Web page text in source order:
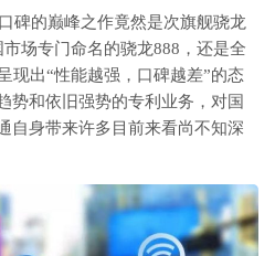
碑的巅峰之作竟然是次旗舰骁龙
场专门命名的骁龙888，还是全
现出“性能越强，口碑越差”的态
势和依旧强势的专利业务，对国
自身带来许多目前来看尚不知深